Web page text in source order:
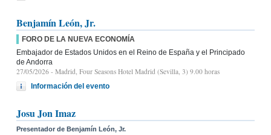
Benjamín León, Jr.
FORO DE LA NUEVA ECONOMÍA
Embajador de Estados Unidos en el Reino de España y el Principado
de Andorra
27/05/2026 - Madrid, Four Seasons Hotel Madrid (Sevilla, 3) 9.00 horas
Información del evento
Josu Jon Imaz
Presentador de Benjamín León, Jr.